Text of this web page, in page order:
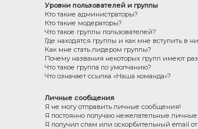
Уровни пользователей и группы
Кто такие администраторы?
Кто такие модераторы?
Что такое группы пользователей?
Где находятся группы и как мне вступить в
Как мне стать лидером группы?
Почему названия некоторых групп имеют
Что такое группа по умолчанию?
Что означает ссылка «Наша команда»?
Личные сообщения
Я не могу отправить личные сообщения!
Я постоянно получаю нежелательные
Я получил спам или оскорбительный email от